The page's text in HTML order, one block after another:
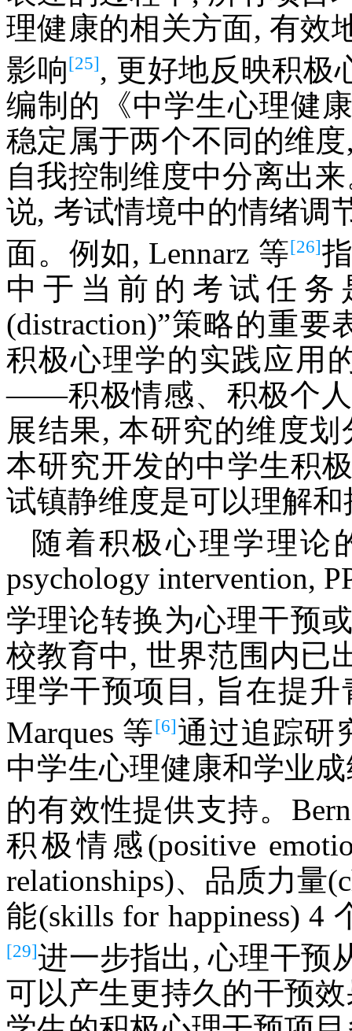
理健康的相关方面, 有效
影响[25], 更好地反映积极
编制的《中学生心理健
稳定属于两个不同的维
自我控制维度中分离出
说, 考试情境中的情绪调
面。例如, Lennarz 等[26]
中于当前的考试任
(distraction)”策略的重
积极心理学的实践应用
——积极情感、积极个人
展结果, 本研究的维度
本研究开发的中学生积
试镇静维度是可以理解
随着积极心理学理论
psychology intervention,
学理论转换为心理干预
校教育中, 世界范围内已
理学干预项目, 旨在提
Marques 等[6]通过追踪研
中学生心理健康和学业
的有效性提供支持。
积极情感(positive
relationships)、品质力量
能(skills for happiness) 4
[29]进一步指出, 心理干预
可以产生更持久的干预